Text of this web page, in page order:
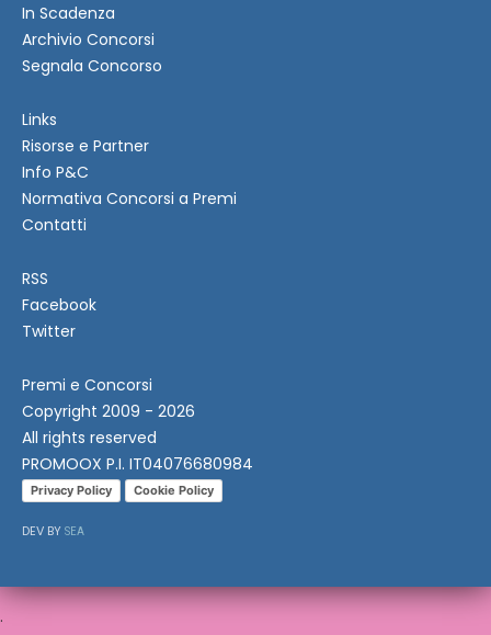
In Scadenza
Archivio Concorsi
Segnala Concorso
Links
Risorse e Partner
Info P&C
Normativa Concorsi a Premi
Contatti
RSS
Facebook
Twitter
Premi e Concorsi
Copyright 2009 - 2026
All rights reserved
PROMOOX P.I. IT04076680984
Privacy Policy Cookie Policy
DEV BY SEA
.